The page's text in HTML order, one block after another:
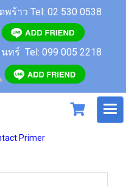
พร้าว Tel: 02 530 0538
ทร์ Tel: 099 005 2218
Primer